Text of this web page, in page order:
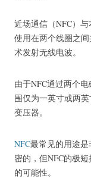
近场通信（NFC）与
使用在两个线圈之
术发射无线电波。
由于NFC通过两个
围仅为一英寸或两英
变压器。
NFC最常见的用途是
密的，但NFC的极
的可能性。